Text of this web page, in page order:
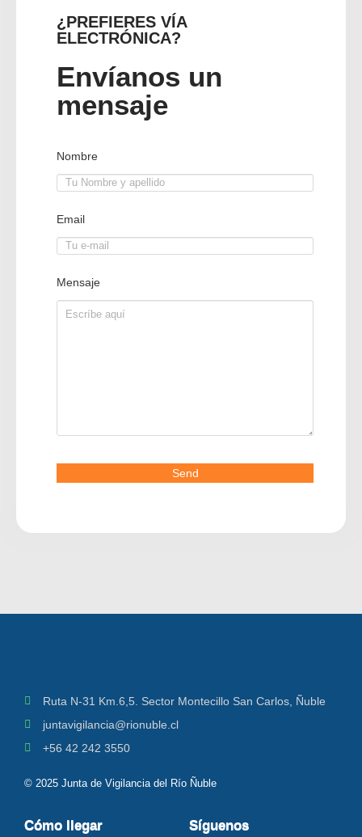
¿PREFIERES VÍA
ELECTRÓNICA?
Envíanos un
mensaje
Nombre
Email
Mensaje
Send
Ruta N-31 Km.6,5. Sector Montecillo San Carlos, Ñuble
juntavigilancia@rionuble.cl
+56 42 242 3550
© 2025 Junta de Vigilancia del Río Ñuble
Cómo llegar Síguenos